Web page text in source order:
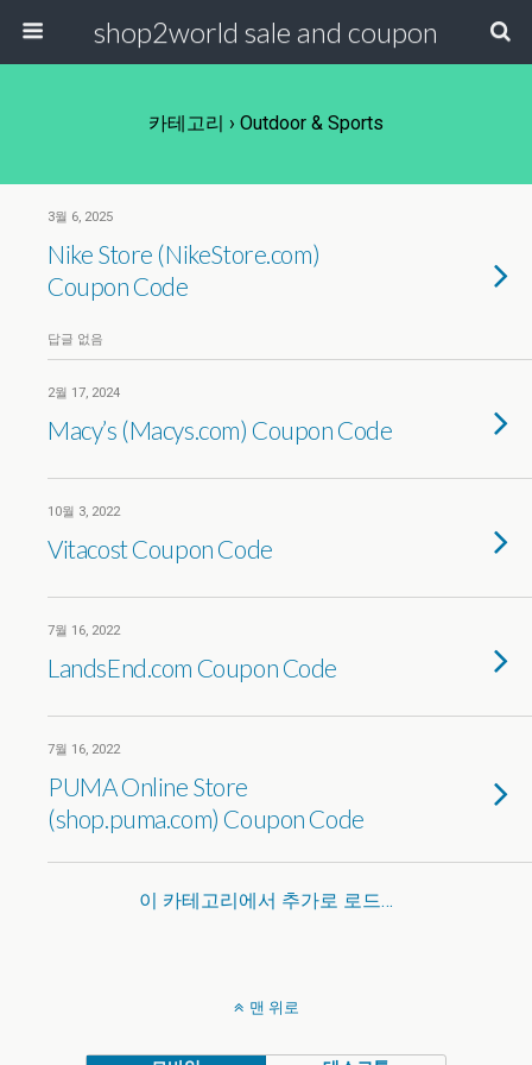
shop2world sale and coupon
카테고리 › Outdoor & Sports
3월 6, 2025
Nike Store (NikeStore.com)
Coupon Code
답글 없음
2월 17, 2024
Macy’s (Macys.com) Coupon Code
10월 3, 2022
Vitacost Coupon Code
7월 16, 2022
LandsEnd.com Coupon Code
7월 16, 2022
PUMA Online Store
(shop.puma.com) Coupon Code
이 카테고리에서 추가로 로드…
맨 위로